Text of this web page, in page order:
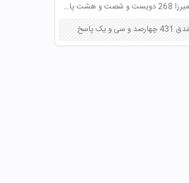
جواب مرحله ۲۶۸ بازی آمیرزا 268 دویست و شصت و هشت پاسخ